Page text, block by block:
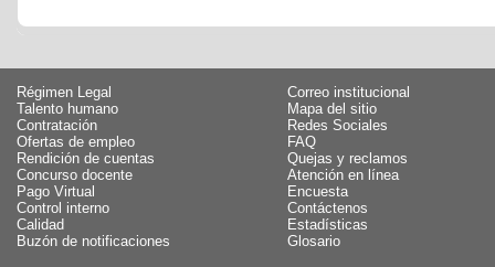
Régimen Legal
Talento humano
Contratación
Ofertas de empleo
Rendición de cuentas
Concurso docente
Pago Virtual
Control interno
Calidad
Buzón de notificaciones
Correo institucional
Mapa del sitio
Redes Sociales
FAQ
Quejas y reclamos
Atención en línea
Encuesta
Contáctenos
Estadísticas
Glosario